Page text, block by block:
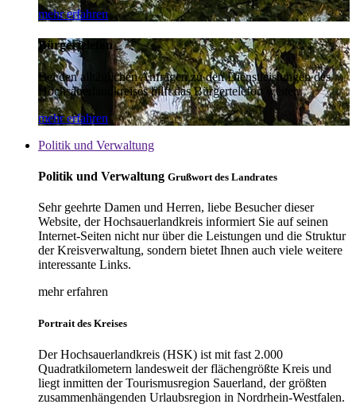
mehr erfahren
Bürgertelefon
Bei den alltäglichen Anfragen zu den Dienstleistungen des
Hochsauerlandkreises hilft das Bürgertelefon weiter.
mehr erfahren
Politik und Verwaltung
Politik und Verwaltung Grußwort des Landrates
Sehr geehrte Damen und Herren, liebe Besucher dieser
Website, der Hochsauerlandkreis informiert Sie auf seinen
Internet-Seiten nicht nur über die Leistungen und die Struktur
der Kreisverwaltung, sondern bietet Ihnen auch viele weitere
interessante Links.
mehr erfahren
Portrait des Kreises
Der Hochsauerlandkreis (HSK) ist mit fast 2.000
Quadratkilometern landesweit der flächengrößte Kreis und
liegt inmitten der Tourismusregion Sauerland, der größten
zusammenhängenden Urlaubsregion in Nordrhein-Westfalen.